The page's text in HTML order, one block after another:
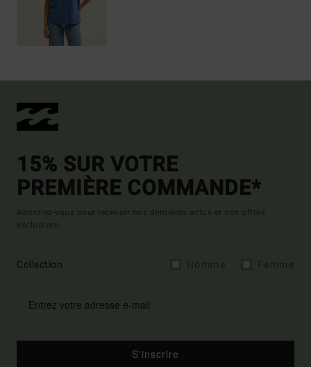
15% SUR VOTRE
PREMIÈRE COMMANDE*
Abonnez-vous pour recevoir nos dernières actus et nos offres
exclusives.
Collection
S'inscrire